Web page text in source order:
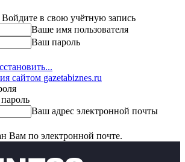
в свою учётную запись
Ваше имя пользователя
Ваш пароль
сайтом gazetabiznes.ru
Ваш адрес электронной почты
Вам по электронной почте.